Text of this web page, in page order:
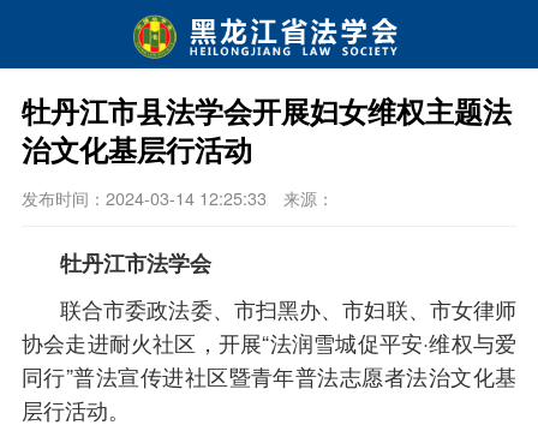
牡丹江市县法学会开展妇女维权主题法
治文化基层行活动
发布时间：2024-03-14 12:25:33 来源：
牡丹江市法学会
联合市委政法委、市扫黑办、市妇联、市女律师
协会走进耐火社区，开展“法润雪城促平安·维权与爱
同行”普法宣传进社区暨青年普法志愿者法治文化基
层行活动。